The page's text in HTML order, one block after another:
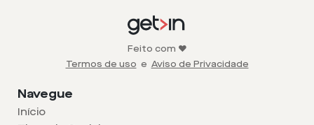
Feito com ❤️
Termos de uso e Aviso de Privacidade
Navegue
Início